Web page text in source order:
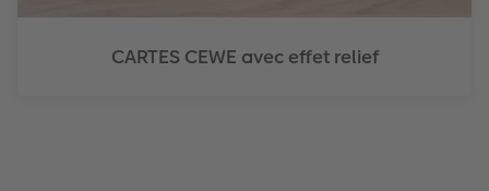
CARTES CEWE avec effet relief